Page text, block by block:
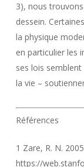
3), nous trouvons
dessein.
la physique
en particulier les
ses lois
la vie –
Références
1 Zare, R. N.
https://